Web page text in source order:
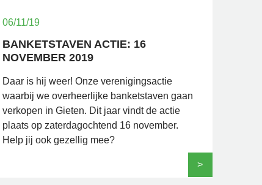
06/11/19
BANKETSTAVEN ACTIE: 16
NOVEMBER 2019
Daar is hij weer! Onze verenigingsactie
waarbij we overheerlijke banketstaven gaan
verkopen in Gieten. Dit jaar vindt de actie
plaats op zaterdagochtend 16 november.
Help jij ook gezellig mee?
>